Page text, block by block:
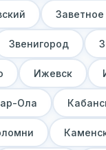
Заветное
Звенигород
Ижевск
Ола